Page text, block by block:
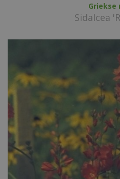
Griekse
Sidalcea